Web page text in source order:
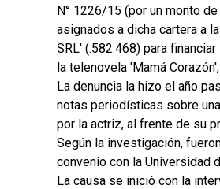
N° 1226/15 (por un monto
asignados a dicha cartera a
SRL' (.582.468) para
la telenovela 'Mamá
La denuncia la hizo el año
notas periodísticas sobre
por la actriz, al frente de su
Según la investigación,
convenio con la Universidad
La causa se inició con la